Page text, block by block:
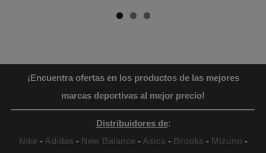
¡Encuentra ofertas en los productos de las mejores
marcas deportivas al mejor precio!
Distribuidores de:
Nike- Adidas- New Balance- Asics- Brooks- Mizuno-